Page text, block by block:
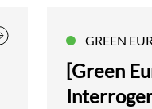
GREEN
[Green